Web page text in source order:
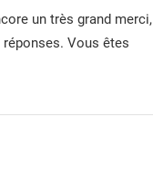
un très grand merci,
Vous êtes